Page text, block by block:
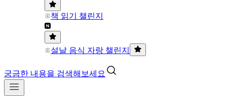
책 읽기 챌린지
설날 음식 자랑 챌린지
궁금한 내용을 검색해보세요